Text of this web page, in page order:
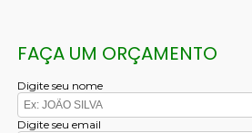
FAÇA UM ORÇAMENTO
Digite seu nome
Digite seu email